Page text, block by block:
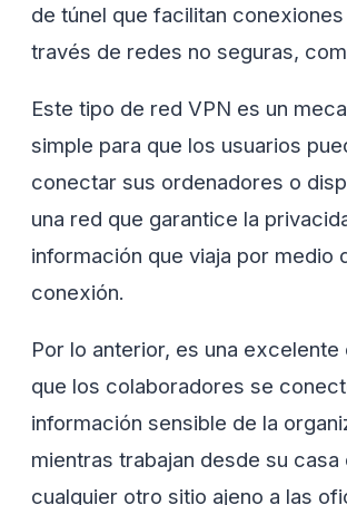
de túnel que facilitan
través de redes no seguras,
Este tipo de red VPN es un
simple para que los usuarios
conectar sus ordenadores o
una red que garantice la
información que viaja por medio
conexión.
Por lo anterior, es una excelente
que los colaboradores se
información sensible de la
mientras trabajan desde su casa
cualquier otro sitio ajeno a las